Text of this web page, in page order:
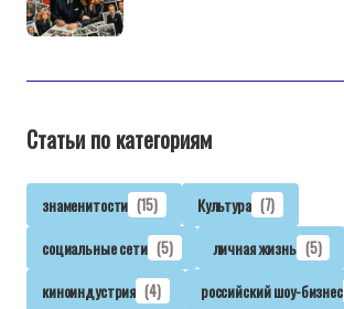
Статьи по категориям
знаменитости (15) Культура (7)
социальные сети (5) личная жизнь (5)
киноиндустрия (4) российский шоу-бизнес